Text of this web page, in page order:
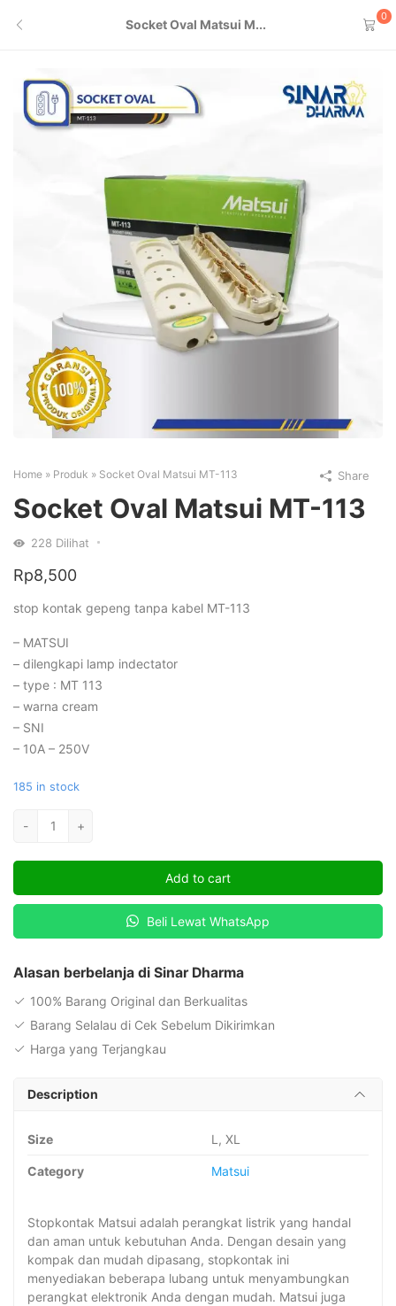
Socket Oval Matsui M...
0
Home » Produk » Socket Oval Matsui MT-113
Socket Oval Matsui MT-113
228 Dilihat
Rp8,500
stop kontak gepeng tanpa kabel MT-113
– MATSUI
– dilengkapi lamp indectator
– type : MT 113
– warna cream
– SNI
– 10A – 250V
185 in stock
-
Socket
Matsui
113
+
Add to cart
Beli Lewat WhatsApp
Alasan berbelanja di Sinar Dharma
100% Barang Original dan Berkualitas
Barang Selalau di Cek Sebelum Dikirimkan
Harga yang Terjangkau
Share
Description
Size L, XL
Category Matsui
Stopkontak Matsui adalah perangkat listrik yang handal
dan aman untuk kebutuhan Anda. Dengan desain yang
kompak dan mudah dipasang, stopkontak ini
menyediakan beberapa lubang untuk menyambungkan
perangkat elektronik Anda dengan mudah. Matsui juga